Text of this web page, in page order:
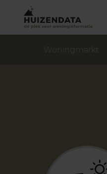
Woningmarkt